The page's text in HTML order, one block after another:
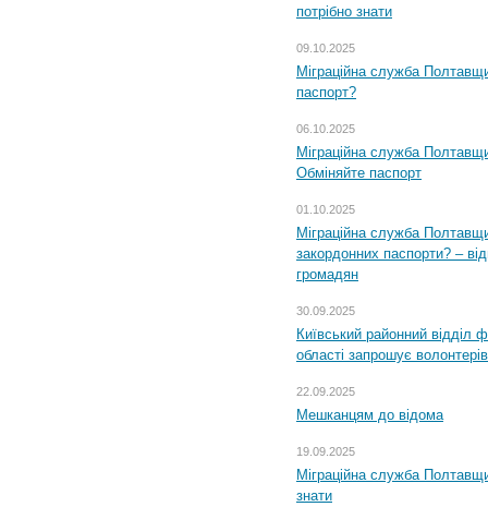
потрібно знати
09.10.2025
Міграційна служба
паспорт?
06.10.2025
Міграційна служба
Обміняйте паспорт
01.10.2025
Міграційна служба
закордонних паспорти? –
громадян
30.09.2025
Київський районний відділ
області запрошує
22.09.2025
Мешканцям до відома
19.09.2025
Міграційна служба
знати